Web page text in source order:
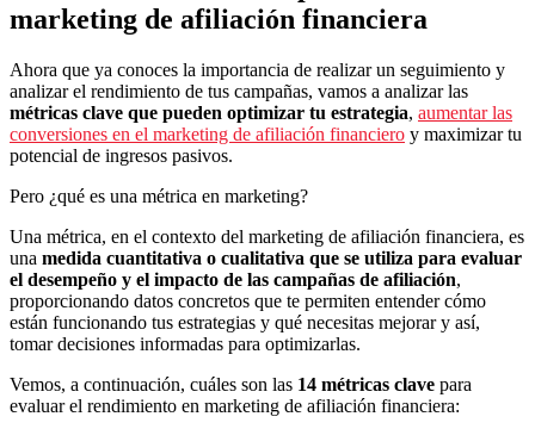
marketing de afiliación financiera
Ahora que ya conoces la importancia de realizar un seguimiento y
analizar el rendimiento de tus campañas, vamos a analizar las
métricas clave que pueden optimizar tu estrategia, aumentar las
conversiones en el marketing de afiliación financiero y maximizar tu
potencial de ingresos pasivos.
Pero ¿qué es una métrica en marketing?
Una métrica, en el contexto del marketing de afiliación financiera, es
una medida cuantitativa o cualitativa que se utiliza para evaluar
el desempeño y el impacto de las campañas de afiliación,
proporcionando datos concretos que te permiten entender cómo
están funcionando tus estrategias y qué necesitas mejorar y así,
tomar decisiones informadas para optimizarlas.
Vemos, a continuación, cuáles son las 14 métricas clave para
evaluar el rendimiento en marketing de afiliación financiera: